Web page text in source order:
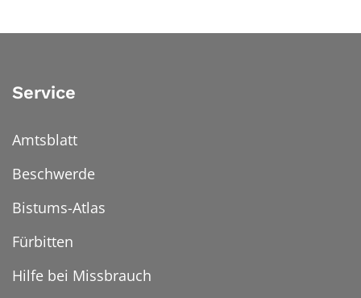
Service
Amtsblatt
Beschwerde
Bistums-Atlas
Fürbitten
Hilfe bei Missbrauch